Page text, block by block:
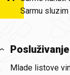
Sarmu
Posluživanje
Mlade listove